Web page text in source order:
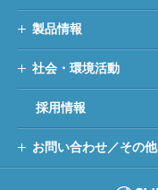
製品情報
社会・環境活動
採用情報
お問い合わせ／その他